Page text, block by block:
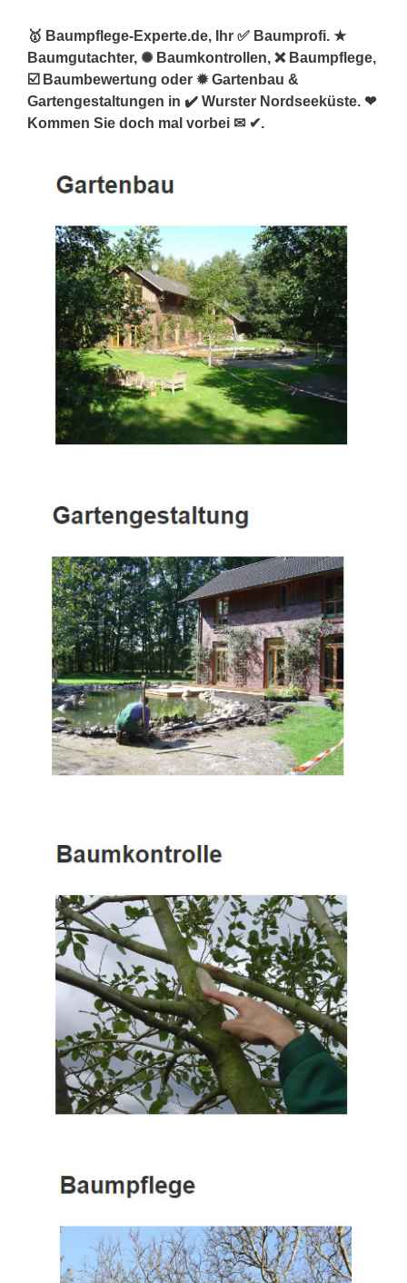
🥇 Baumpflege-Experte.de, Ihr ✅ Baumprofi. ★
Baumgutachter, ✺ Baumkontrollen, ❌ Baumpflege,
☑️ Baumbewertung oder ✹ Gartenbau &
Gartengestaltungen in ✔️ Wurster Nordseeküste. ❤
Kommen Sie doch mal vorbei ✉ ✔.